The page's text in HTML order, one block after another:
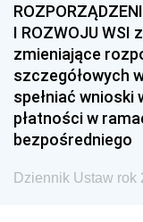
I ROZWOJU WSI
zmieniające
szczegółowych
spełniać
płatności w
bezpośredniego
Dziennik Ustaw rok